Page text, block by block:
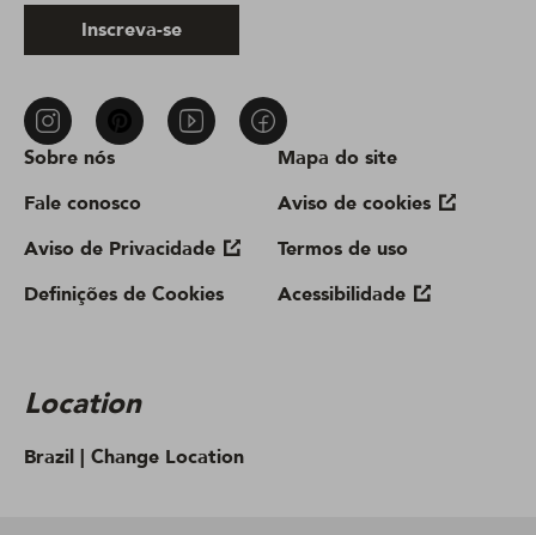
Sobre nós
Fale conosco
Aviso de Privacidade
Definições de Cookies
Mapa do site
Aviso de cookies
Termos de uso
Acessibilidade
Location
Brazil | Change Location
Inscreva-se